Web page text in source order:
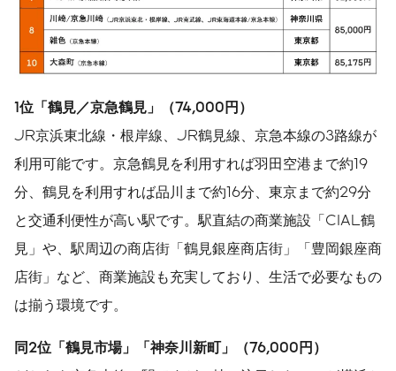
1位「鶴見／京急鶴見」（74,000 円）
JR京浜東北線・根岸線、JR鶴見線、京急本線の3路線が
利用可能です。京急鶴見を利用すれば羽田空港まで約19
分、鶴見を利用すれば品川まで約16分、東京まで約29分
と交通利便性が高い駅です。駅直結の商業施設「CIAL鶴
見」や、駅周辺の商店街「鶴見銀座商店街」「豊岡銀座商
店街」など、商業施設も充実しており、生活で必要なもの
は揃う環境です。
同2位「鶴見市場」「神奈川新町」（76,000 円）